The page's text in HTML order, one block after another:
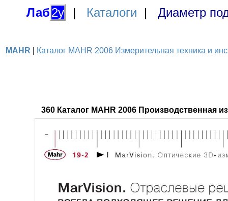
Лаб2у | Каталоги | Диаметр
MAHR Каталог MAHR 2006 Измерительная техника и
360 Каталог MAHR 2006 Производственная